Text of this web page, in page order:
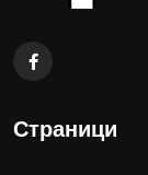
Страници